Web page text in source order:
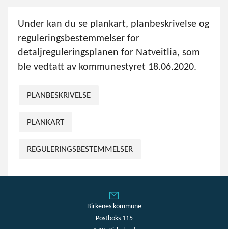
Under kan du se plankart, planbeskrivelse og
reguleringsbestemmelser for
detaljreguleringsplanen for Natveitlia, som
ble vedtatt av kommunestyret 18.06.2020.
PLANBESKRIVELSE
PLANKART
REGULERINGSBESTEMMELSER
Birkenes kommune
Postboks 115